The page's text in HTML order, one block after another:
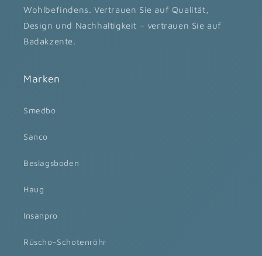
Wohlbefindens. Vertrauen Sie auf Qualität,
Design und Nachhaltigkeit – vertrauen Sie auf
Badakzente.
Marken
Smedbo
Sanco
Beslagsboden
Haug
Insanpro
Rüscho-Schotenröhr